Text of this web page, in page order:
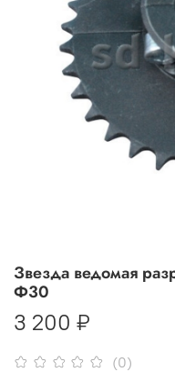
(0)
Звезда ведомая
Ф30
3 200 ₽